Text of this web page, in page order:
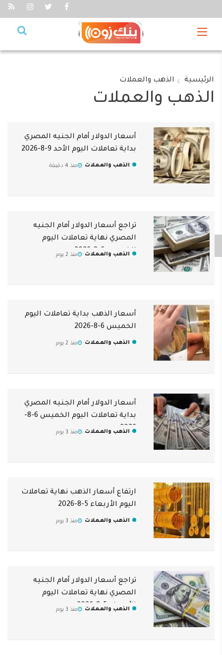
الرئيسية الذهب والعملات
الذهب والعملات
أسعار الدولار أمام الجنيه المصري
بداية تعاملات اليوم الأحد 9-8-2026
الذهب والعملات منذ 4 دقيقة
تراجع أسعار الدولار أمام الجنيه
المصري نهاية تعاملات اليوم
الخميس 6-8-2026
الذهب والعملات منذ 2 يوم
أسعار الذهب بداية تعاملات اليوم
الخميس 6-8-2026
الذهب والعملات منذ 2 يوم
أسعار الدولار أمام الجنيه المصري
بداية تعاملات اليوم الخميس 6-8-
2026
الذهب والعملات منذ 3 يوم
ارتفاع أسعار الذهب نهاية تعاملات
اليوم الأربعاء 5-8-2026
الذهب والعملات منذ 3 يوم
تراجع أسعار الدولار أمام الجنيه
المصري نهاية تعاملات اليوم
الأربعاء 5-8-2026
الذهب والعملات منذ 3 يوم